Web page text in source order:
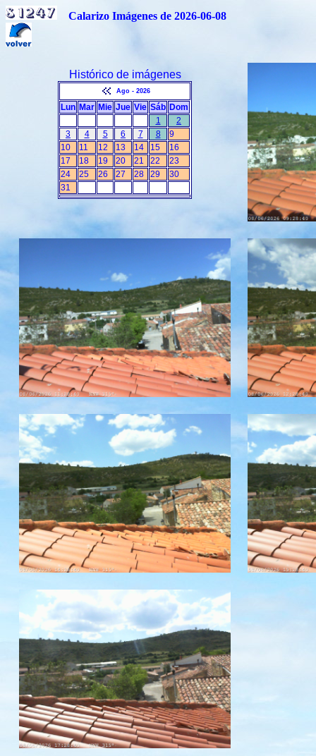
Calarizo Imágenes de 2026-06-08
Histórico de imágenes
Ago - 2026
Lun Mar Mie Jue Vie Sáb Dom
1
2
3
4 5 6 7 8
9
10
11 12 13 14 15
16
17
18 19 20 21 22
23
24
25 26 27 28 29
30
31